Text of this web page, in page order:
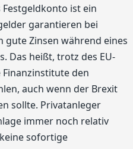
ist ein
garantieren bei
Zinsen während eines
Das heißt, trotz des EU-
den
auch wenn der Brexit
sollte. Privatanleger
immer noch relativ
sofortige